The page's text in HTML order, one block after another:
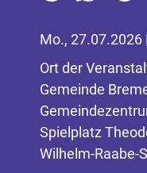
Mo., 27.07.2026
Ort der
Gemeinde
Spielplatz
Wilhelm-Raabe-